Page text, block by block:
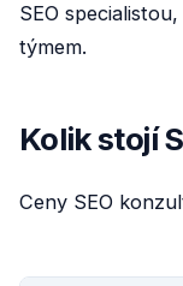
SEO
týmem.
Kolik stojí
Ceny SEO